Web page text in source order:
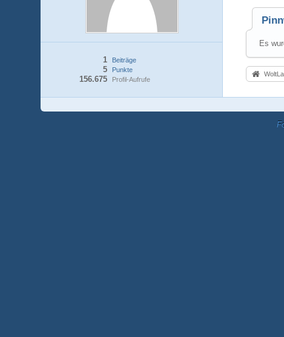
Beiträge
1
Punkte
5
Profil-Aufrufe
156.675
Es